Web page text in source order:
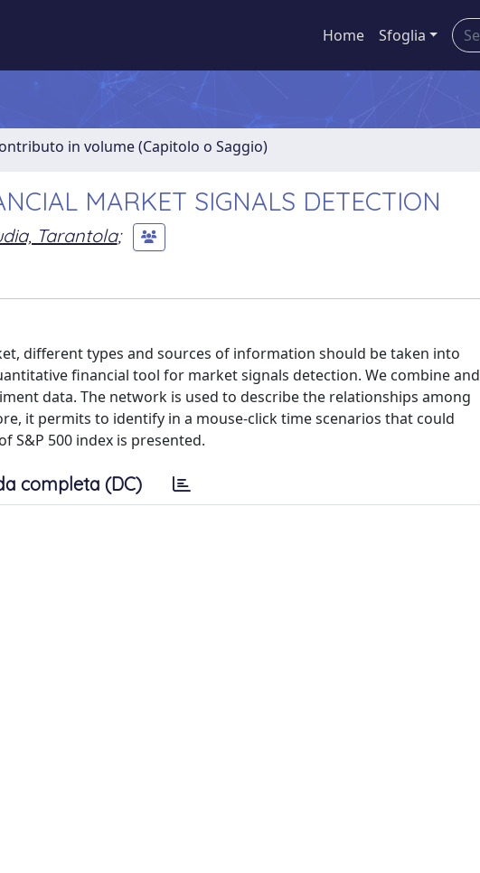
Home Sfoglia
in volume (Capitolo o Saggio)
MARKET SIGNALS DETECTION
Tarantola;
different types and sources of information should be taken into
financial tool for market signals detection. We combine and
data. The network is used to describe the relationships among
it permits to identify in a mouse-click time scenarios that could
S&P 500 index is presented.
completa (DC)